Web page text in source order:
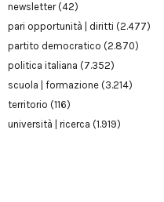
newsletter(42)
pari opportunità | diritti (2.477)
partito democratico (2.870)
politica italiana (7.352)
scuola | formazione (3.214)
territorio (116)
università | ricerca (1.919)